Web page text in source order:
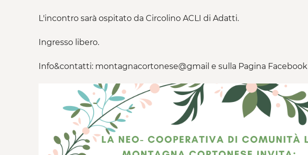
L'incontro sarà ospitato da Circolino ACLI di Adatti.
Ingresso libero.
Info&contatti: montagnacortonese@gmail e sulla Pagina Facebook